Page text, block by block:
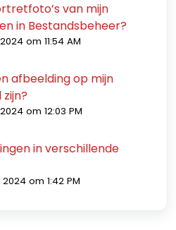
van mijn
in Bestandsbeheer?
om 11:54 AM
afbeelding op mijn
om 12:03 PM
in verschillende
om 1:42 PM